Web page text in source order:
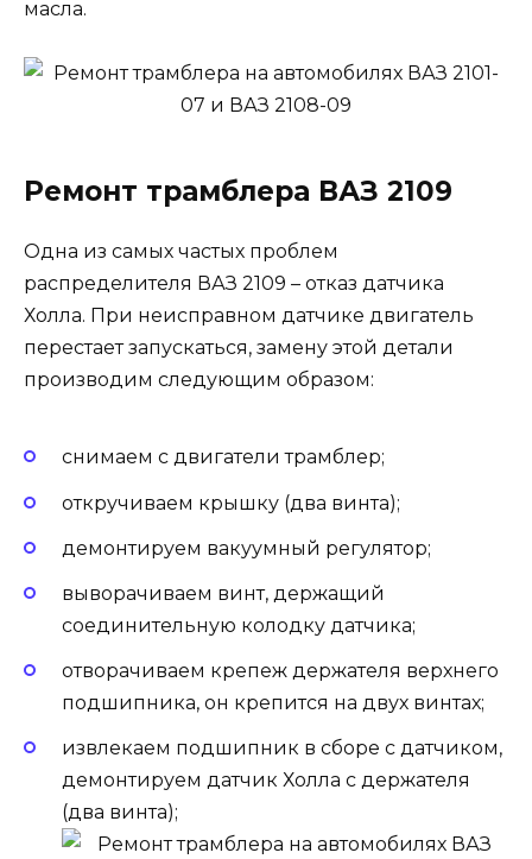
масла.
Ремонт трамблера ВАЗ 2109
Одна из самых частых проблем
распределителя ВАЗ 2109 – отказ датчика
Холла. При неисправном датчике двигатель
перестает запускаться, замену этой детали
производим следующим образом:
снимаем с двигатели трамблер;
откручиваем крышку (два винта);
демонтируем вакуумный регулятор;
выворачиваем винт, держащий
соединительную колодку датчика;
отворачиваем крепеж держателя верхнего
подшипника, он крепится на двух винтах;
извлекаем подшипник в сборе с датчиком,
демонтируем датчик Холла с держателя
(два винта);